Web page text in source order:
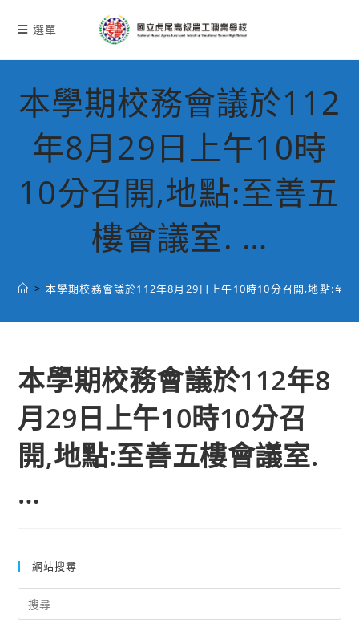
選單
本學期校務會議於112
年8月29日上午10時
10分召開,地點:至善五
樓會議室. …
> 本學期校務會議於112年8月29日上午10時10分召開,地點:至
本學期校務會議於112年8
月29日上午10時10分召
開,地點:至善五樓會議室.
…
網站搜尋
for: